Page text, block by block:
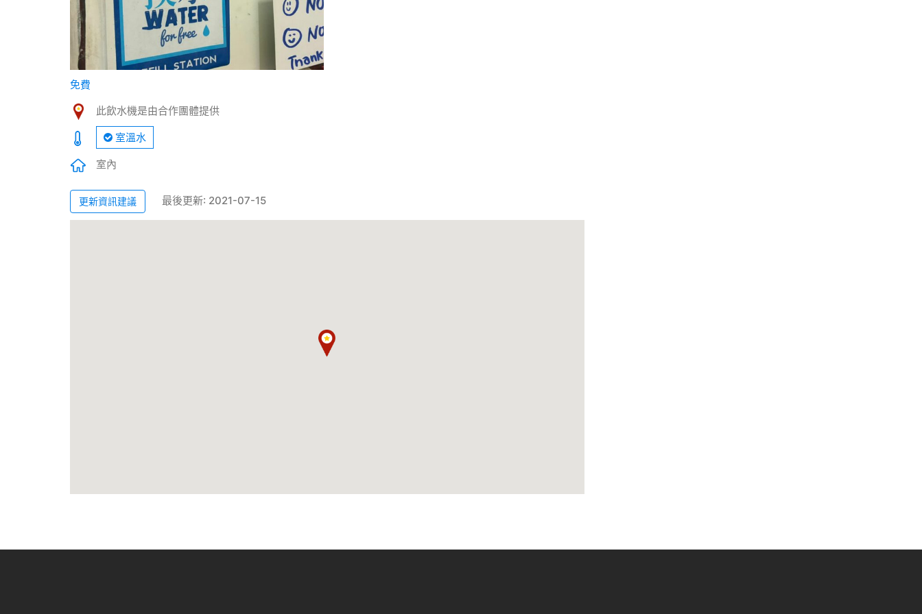
免費
此飲水機是由合作團體提供
室溫水
室內
更新資訊建議 最後更新: 2021-07-15